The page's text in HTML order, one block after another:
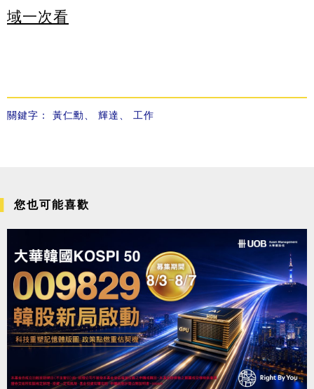
域一次看
關鍵字： 黃仁勳、 輝達、 工作
您也可能喜歡